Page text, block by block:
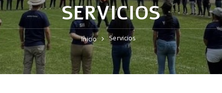
SERVICIOS
Inicio Servicios